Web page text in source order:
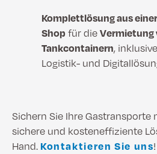
Komplettlösung aus
Shop für dieVermietung
Tankcontainern,
Logistik- und
Sichern Sie Ihre Gastransporte
sichere und kosteneffiziente
Hand. Kontaktieren Sie uns!